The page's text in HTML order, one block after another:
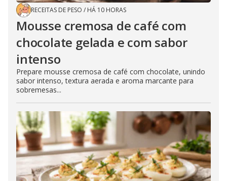
RECEITAS DE PESO / HÁ 10 HORAS
Mousse cremosa de café com
chocolate gelada e com sabor
intenso
Prepare mousse cremosa de café com chocolate, unindo
sabor intenso, textura aerada e aroma marcante para
sobremesas...